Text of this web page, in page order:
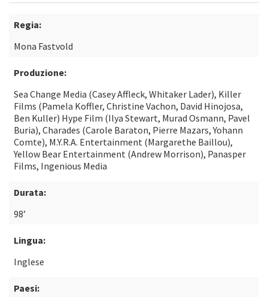
Regia:
Mona Fastvold
Produzione:
Sea Change Media (Casey Affleck, Whitaker Lader), Killer
Films (Pamela Koffler, Christine Vachon, David Hinojosa,
Ben Kuller) Hype Film (Ilya Stewart, Murad Osmann, Pavel
Buria), Charades (Carole Baraton, Pierre Mazars, Yohann
Comte), M.Y.R.A. Entertainment (Margarethe Baillou),
Yellow Bear Entertainment (Andrew Morrison), Panasper
Films, Ingenious Media
Durata:
98’
Lingua:
Inglese
Paesi: